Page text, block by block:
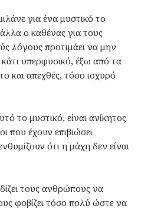
για ένα μυστικό το
ο καθένας για τους
λόγους προτιμάει να μην
κάτι υπερφυσικό, έξω από τα
και απεχθές, τόσο ισχυρό
το μυστικό, είναι ανίκητος
που έχουν επιβιώσει
ότι η μάχη δεν είναι
τους ανθρώπους να
φοβίζει τόσο πολύ ώστε να